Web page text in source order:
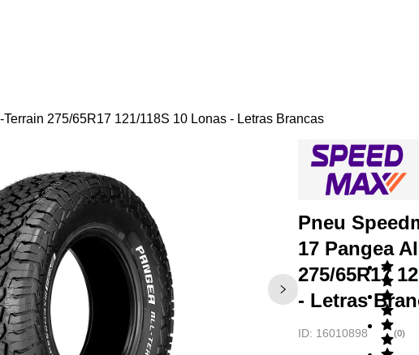
275/65R17 121/118S 10 Lonas - Letras Brancas
Pneu
17 Pangea
275/65R17
- Letras
ID: 16010898 (0)